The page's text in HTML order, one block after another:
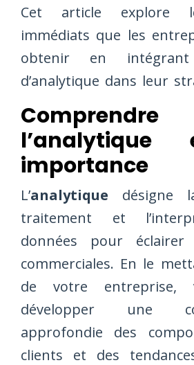
Cet article explore
immédiats que les
obtenir en
d’analytique dans leur
Comprendre
importance
L’analytique désigne
traitement et
données pour éclairer
commerciales. En le
de votre entreprise,
développer une
approfondie des
clients et des